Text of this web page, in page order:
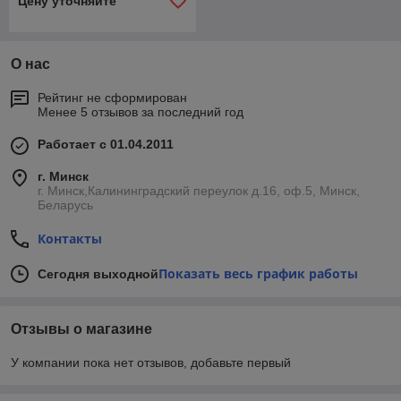
О нас
Рейтинг не сформирован
Менее 5 отзывов за последний год
Работает с 01.04.2011
г. Минск
г. Минск,Калининградский переулок д.16, оф.5, Минск,
Беларусь
Контакты
Сегодня выходнойПоказать весь график работы
Отзывы о магазине
У компании пока нет отзывов, добавьте первый